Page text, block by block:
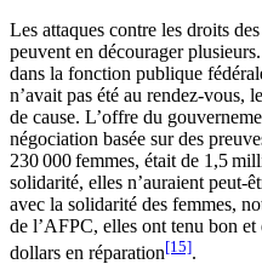
Les attaques contre les droits
peuvent en décourager
dans la fonction publique
n’avait pas été au rendez-vous,
de cause. L’offre du
négociation basée sur des
230 000 femmes, était de 1,5
solidarité, elles n’auraient peut-
avec la solidarité des femmes,
de l’AFPC, elles ont tenu bon
dollars en réparation[15].